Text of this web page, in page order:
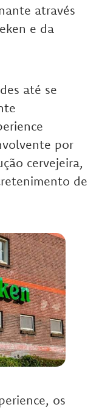
através
e da
até se
por
cervejeira,
de
os